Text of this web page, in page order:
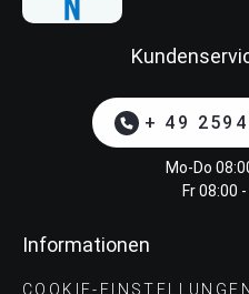
+ 49
Mo-Do
Fr 08:00
Informationen
COOKIE-EINSTELLUNGEN